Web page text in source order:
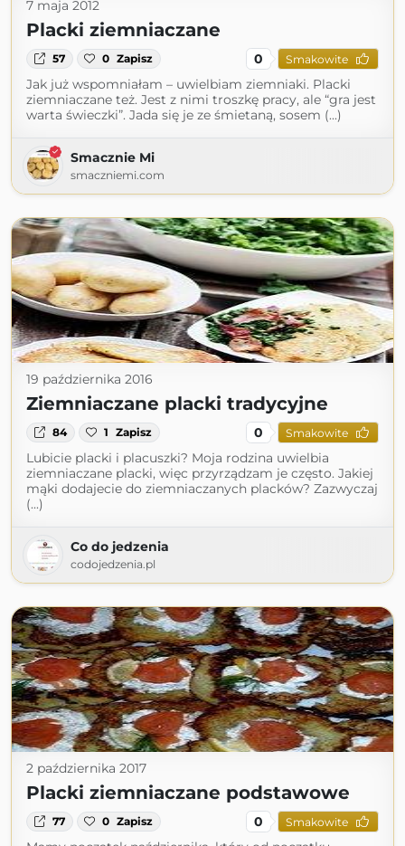
7 maja 2012
Placki ziemniaczane
57 0 Zapisz 0 Smakowite
Jak już wspomniałam – uwielbiam ziemniaki. Placki
ziemniaczane też. Jest z nimi troszkę pracy, ale “gra jest
warta świeczki”. Jada się je ze śmietaną, sosem (...)
Smacznie Mi
smaczniemi.com
19 października 2016
Ziemniaczane placki tradycyjne
84 1 Zapisz 0 Smakowite
Lubicie placki i placuszki? Moja rodzina uwielbia
ziemniaczane placki, więc przyrządzam je często. Jakiej
mąki dodajecie do ziemniaczanych placków? Zazwyczaj
(...)
Co do jedzenia
codojedzenia.pl
2 października 2017
Placki ziemniaczane podstawowe
77 0 Zapisz 0 Smakowite